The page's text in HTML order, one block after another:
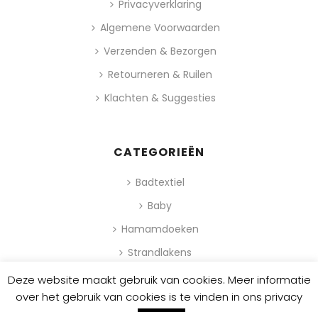
Privacyverklaring
Algemene Voorwaarden
Verzenden & Bezorgen
Retourneren & Ruilen
Klachten & Suggesties
CATEGORIEËN
Badtextiel
Baby
Hamamdoeken
Strandlakens
0
Deze website maakt gebruik van cookies. Meer informatie
over het gebruik van cookies is te vinden in ons privacy